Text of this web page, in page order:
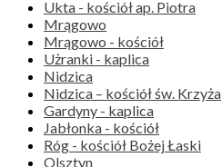
Ukta - kościół ap. Piotra
Mrągowo
Mrągowo - kościół
Użranki - kaplica
Nidzica
Nidzica – kościół św. Krzyża
Gardyny - kaplica
Jabłonka - kościół
Róg - kościół Bożej Łaski
Olsztyn